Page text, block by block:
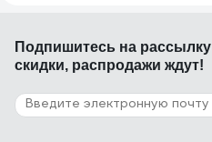
Подпишитесь на рассылку
скидки, распродажи ждут!